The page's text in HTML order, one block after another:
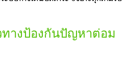
างป้องกันปัญหาต่อม